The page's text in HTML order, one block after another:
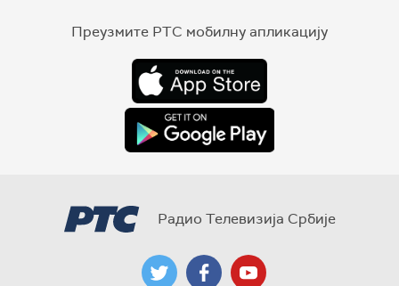
Преузмите РТС мобилну апликацију
Радио Телевизија Србије